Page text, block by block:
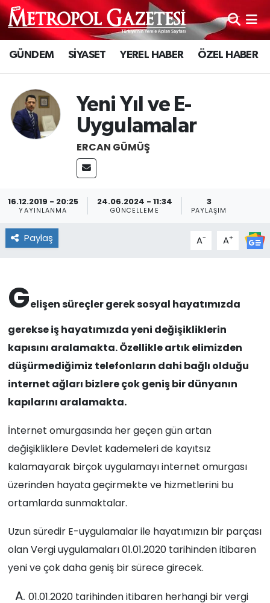
GÜNDEM SİYASET YEREL HABER ÖZEL HABER
Yeni Yıl ve E-
Uygulamalar
ERCAN GÜMÜŞ
16.12.2019 - 20:25
YAYINLANMA
24.06.2024 - 11:34
GÜNCELLEME
3
PAYLAŞIM
Paylaş A- A+
Gelişen süreçler gerek sosyal hayatımızda
gerekse iş hayatımızda yeni değişikliklerin
kapısını aralamakta. Özellikle artık elimizden
düşürmediğimiz telefonların dahi bağlı olduğu
internet ağları bizlere çok geniş bir dünyanın
kapılarını aralamakta.
İnternet omurgasında her geçen gün artan
değişikliklere Devlet kademeleri de kayıtsız
kalamayarak birçok uygulamayı internet omurgası
üzerinden hayata geçirmekte ve hizmetlerini bu
ortamlarda sunmaktalar.
Uzun süredir E-uygulamalar ile hayatımızın bir parçası
olan Vergi uygulamaları 01.01.2020 tarihinden itibaren
yeni ve çok daha geniş bir sürece girecek.
01.01.2020 tarihinden itibaren herhangi bir vergi
Hava Durumu
Trafik Durumu
Süper Lig Puan Durumu ve Fikstür
Tüm Manşetler
Son Dakika Haberleri
Haber Arşivi